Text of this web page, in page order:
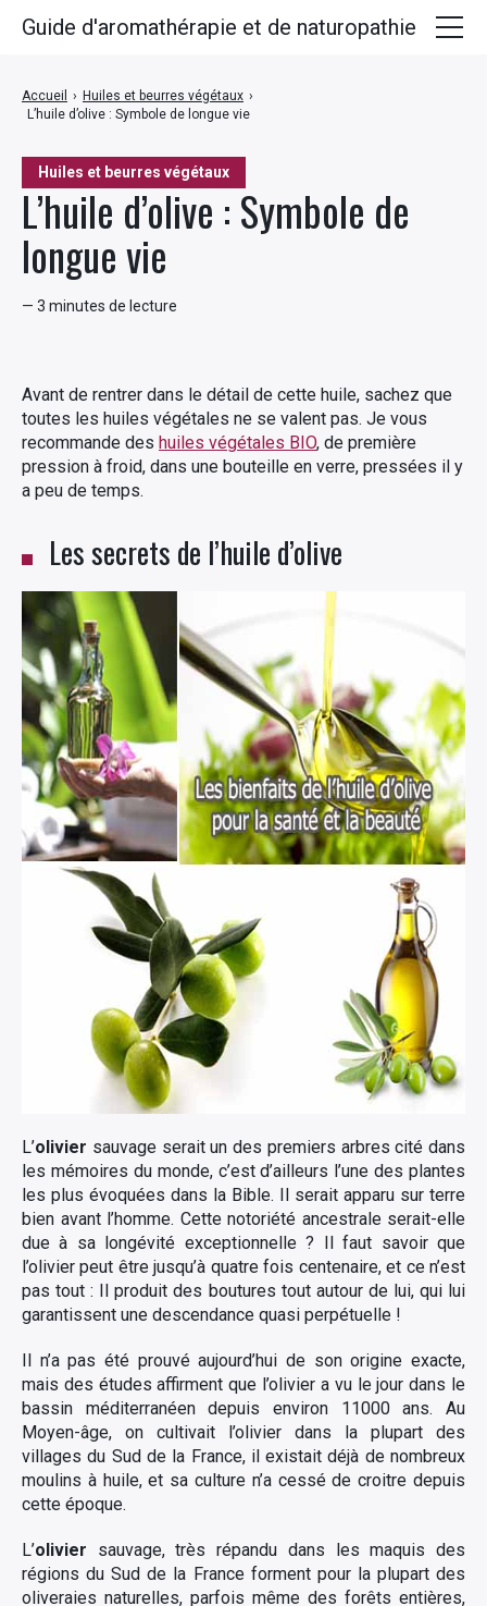
Huiles et beurres végétaux
L’huile d’olive : Symbole de
longue vie
— 3 minutes de lecture
Accueil › Huiles et beurres végétaux ›
L’huile d’olive : Symbole de longue vie
Avant de rentrer dans le détail de cette huile, sachez que
toutes les huiles végétales ne se valent pas. Je vous
recommande des huiles végétales BIO, de première
pression à froid, dans une bouteille en verre, pressées il y
a peu de temps.
Les secrets de l’huile d’olive
L’olivier sauvage serait un des premiers arbres cité dans
les mémoires du monde, c’est d’ailleurs l’une des plantes
les plus évoquées dans la Bible. Il serait apparu sur terre
bien avant l’homme. Cette notoriété ancestrale serait-elle
due à sa longévité exceptionnelle ? Il faut savoir que
l’olivier peut être jusqu’à quatre fois centenaire, et ce n’est
pas tout : Il produit des boutures tout autour de lui, qui lui
garantissent une descendance quasi perpétuelle !
Il n’a pas été prouvé aujourd’hui de son origine exacte,
mais des études affirment que l’olivier a vu le jour dans le
bassin méditerranéen depuis environ 11000 ans. Au
Moyen-âge, on cultivait l’olivier dans la plupart des
villages du Sud de la France, il existait déjà de nombreux
moulins à huile, et sa culture n’a cessé de croitre depuis
cette époque.
L’olivier sauvage, très répandu dans les maquis des
régions du Sud de la France forment pour la plupart des
oliveraies naturelles, parfois même des forêts entières,
Guide d'aromathérapie et de naturopathie
Plantes médicinales
Huiles végétales
Recettes